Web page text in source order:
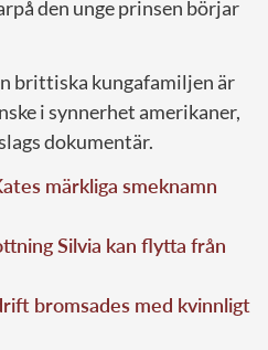
den unge prinsen börjar
brittiska kungafamiljen är
i synnerhet amerikaner,
dokumentär.
märkliga smeknamn
Silvia kan flytta från
bromsades med kvinnligt